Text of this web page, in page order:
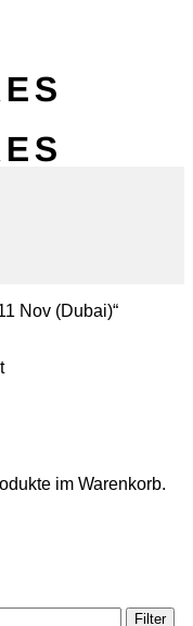
im Warenkorb.
Nov (Dubai)“
Filter